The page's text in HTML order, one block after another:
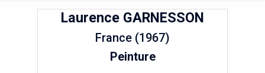
Laurence GARNESSON
France (1967)
Peinture